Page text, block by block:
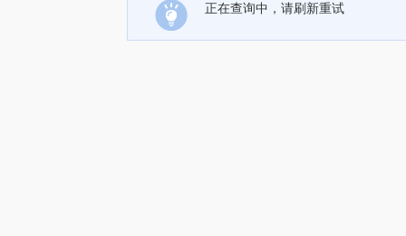
正在查询中，请刷新重试